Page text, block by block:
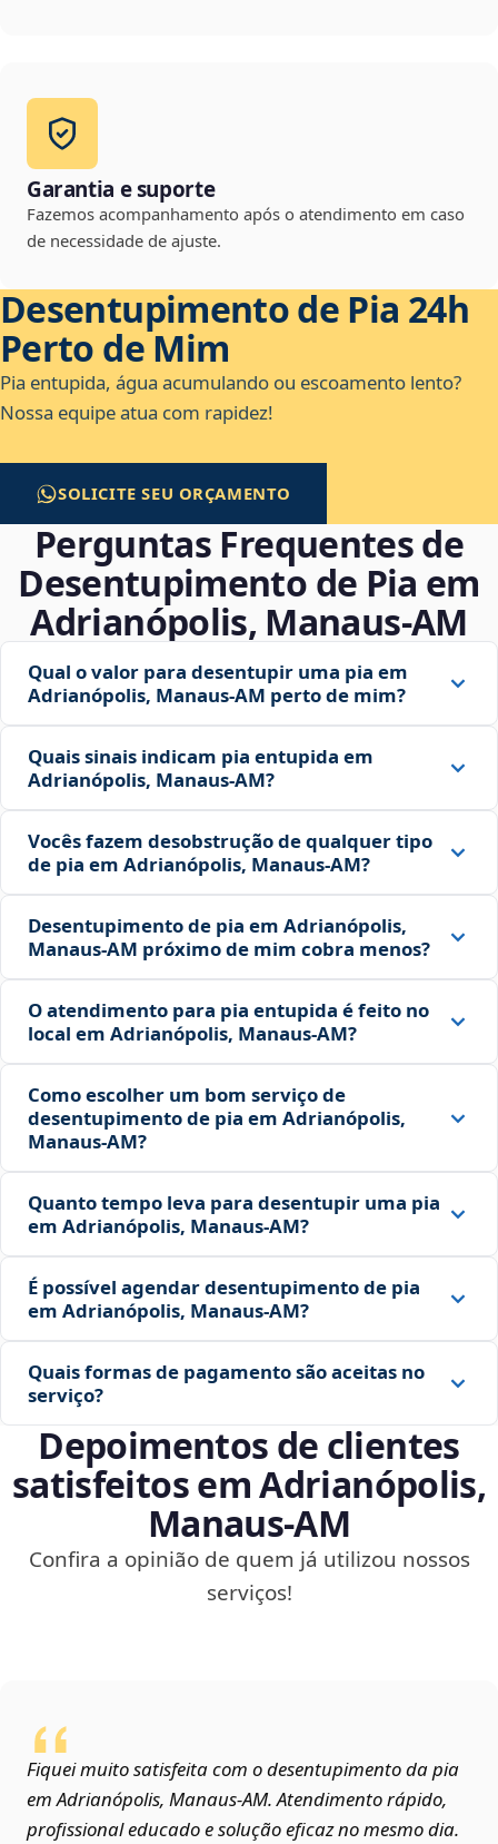
Garantia e suporte
Fazemos acompanhamento após o atendimento em caso
de necessidade de ajuste.
Desentupimento de Pia 24h
Perto de Mim
Pia entupida, água acumulando ou escoamento lento?
Nossa equipe atua com rapidez!
SOLICITE SEU ORÇAMENTO
Perguntas Frequentes de
Desentupimento de Pia em
Adrianópolis, Manaus‑AM
Qual o valor para desentupir uma pia em
Adrianópolis, Manaus‑AM perto de mim?
Quais sinais indicam pia entupida em
Adrianópolis, Manaus‑AM?
Vocês fazem desobstrução de qualquer tipo
de pia em Adrianópolis, Manaus‑AM?
Desentupimento de pia em Adrianópolis,
Manaus‑AM próximo de mim cobra menos?
O atendimento para pia entupida é feito no
local em Adrianópolis, Manaus‑AM?
Como escolher um bom serviço de
desentupimento de pia em Adrianópolis,
Manaus‑AM?
Quanto tempo leva para desentupir uma pia
em Adrianópolis, Manaus‑AM?
É possível agendar desentupimento de pia
em Adrianópolis, Manaus‑AM?
Quais formas de pagamento são aceitas no
serviço?
Depoimentos de clientes
satisfeitos em Adrianópolis,
Manaus‑AM
Confira a opinião de quem já utilizou nossos
serviços!
Fiquei muito satisfeita com o desentupimento da pia
em Adrianópolis, Manaus‑AM. Atendimento rápido,
profissional educado e solução eficaz no mesmo dia.